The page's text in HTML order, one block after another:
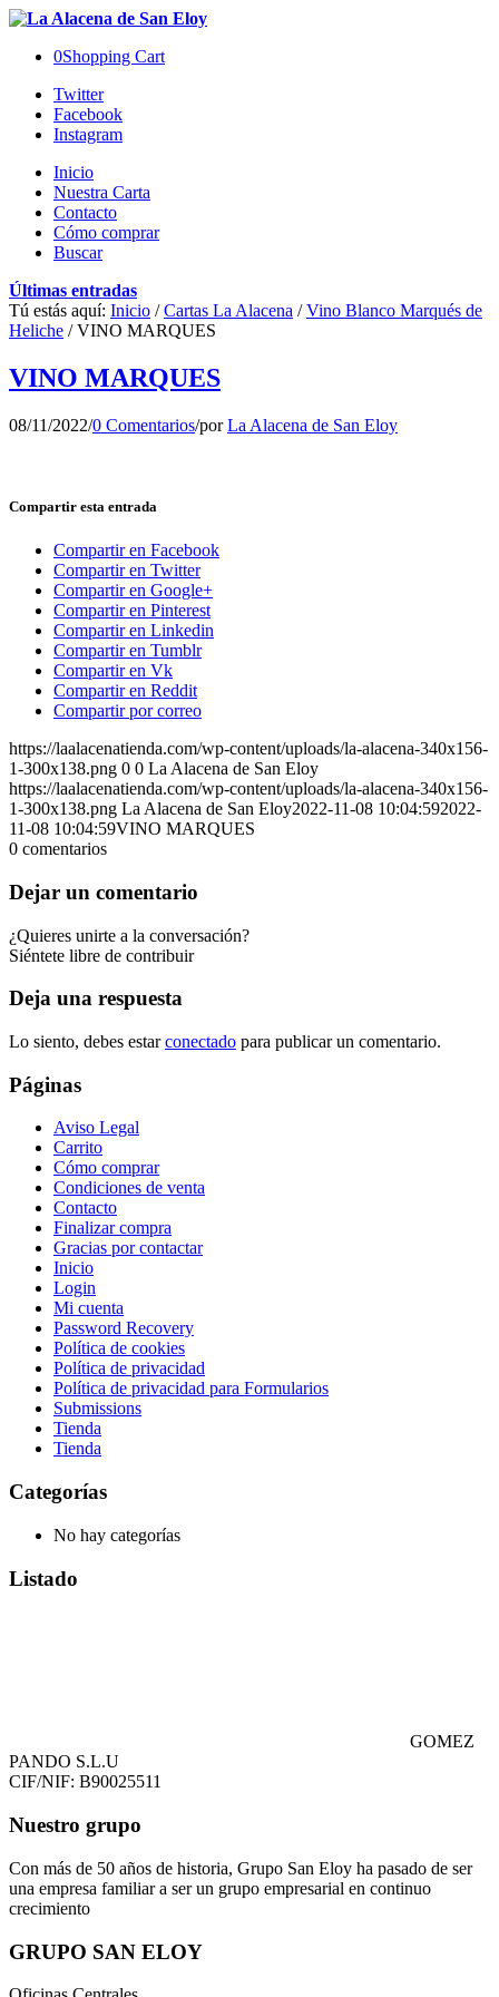
0Shopping Cart
Twitter
Facebook
Instagram
Inicio
Nuestra Carta
Contacto
Cómo comprar
Buscar
Últimas entradas
Tú estás aquí: Inicio / Cartas La Alacena / Vino Blanco Marqués de
Heliche / VINO MARQUES
VINO MARQUES
08/11/2022/0 Comentarios/porLa Alacena de San Eloy
Compartir esta entrada
Compartir en Facebook
Compartir en Twitter
Compartir en Google+
Compartir en Pinterest
Compartir en Linkedin
Compartir en Tumblr
Compartir en Vk
Compartir en Reddit
Compartir por correo
https://laalacenatienda.com/wp-content/uploads/la-alacena-340x156-
1-300x138.png 0 0 La Alacena de San Eloy
https://laalacenatienda.com/wp-content/uploads/la-alacena-340x156-
1-300x138.png La Alacena de San Eloy2022-11-08 10:04:592022-
11-08 10:04:59VINO MARQUES
0 comentarios
Dejar un comentario
¿Quieres unirte a la conversación?
Siéntete libre de contribuir
Deja una respuesta
Lo siento, debes estarconectado para publicar un comentario.
Páginas
Aviso Legal
Carrito
Cómo comprar
Condiciones de venta
Contacto
Finalizar compra
Gracias por contactar
Inicio
Login
Mi cuenta
Password Recovery
Política de cookies
Política de privacidad
Política de privacidad para Formularios
Submissions
Tienda
Tienda
Categorías
No hay categorías
Listado
GOMEZ
PANDO S.L.U
CIF/NIF: B90025511
Nuestro grupo
Con más de 50 años de historia, Grupo San Eloy ha pasado de ser
una empresa familiar a ser un grupo empresarial en continuo
crecimiento
GRUPO SAN ELOY